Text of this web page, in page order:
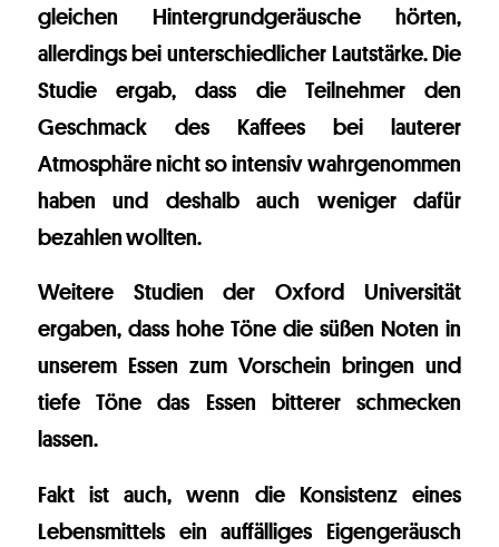
gleichen Hintergrundgeräusche hörten,
allerdings bei unterschiedlicher Lautstärke. Die
Studie ergab, dass die Teilnehmer den
Geschmack des Kaffees bei lauterer
Atmosphäre nicht so intensiv wahrgenommen
haben und deshalb auch weniger dafür
bezahlen wollten.
Weitere Studien der Oxford Universität
ergaben, dass hohe Töne die süßen Noten in
unserem Essen zum Vorschein bringen und
tiefe Töne das Essen bitterer schmecken
lassen.
Fakt ist auch, wenn die Konsistenz eines
Lebensmittels ein auffälliges Eigengeräusch